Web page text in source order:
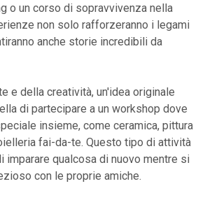
o un corso di sopravvivenza nella
non solo rafforzeranno i legami
anche storie incredibili da
e della creatività, un'idea originale
di partecipare a un workshop dove
insieme, come ceramica, pittura
fai-da-te. Questo tipo di attività
qualcosa di nuovo mentre si
con le proprie amiche.